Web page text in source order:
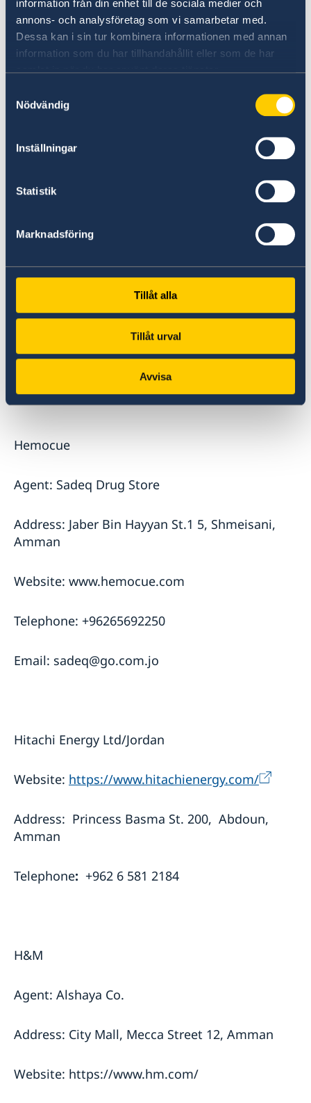
information från din enhet till de sociala medier och
annons- och analysföretag som vi samarbetar med.
Dessa kan i sin tur kombinera informationen med annan
information som du har tillhandahållit eller som de har
samlat in när du har använt deras tjänster.
Nödvändig
Inställningar
Statistik
Marknadsföring
Tillåt alla
Tillåt urval
Avvisa
Website:https://www.gac.com/jordan
Telephone: +962 6 5808000
and Investment
Address: Haroun Al-Rasheed St. 100, Arajan,
Website
Telephone: + 962 6 567 2177
Hemocue
Agent: Sadeq Drug Store
Address: Jaber Bin Hayyan St.1 5, Shmeisani,
Amman
Website: www.hemocue.com
Telephone: +96265692250
Email: sadeq@go.com.jo
Hitachi Energy Ltd/Jordan
Website: https://www.hitachienergy.com/
Address: Princess Basma St. 200, Abdoun,
Amman
Telephone: +962 6 581 2184
H&M
Agent: Alshaya Co.
Address: City Mall, Mecca Street 12, Amman
Website: https://www.hm.com/